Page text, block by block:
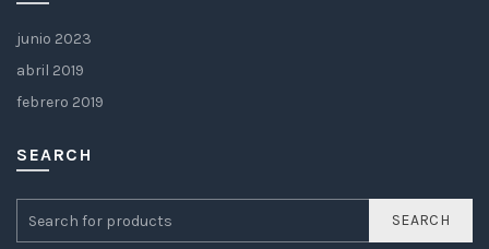
junio 2023
abril 2019
febrero 2019
SEARCH
SEARCH